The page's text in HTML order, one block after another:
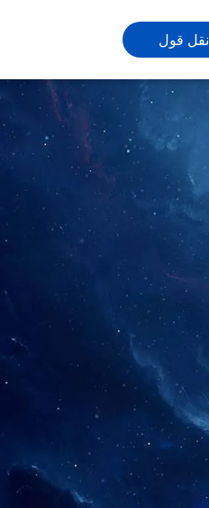
نقل قول